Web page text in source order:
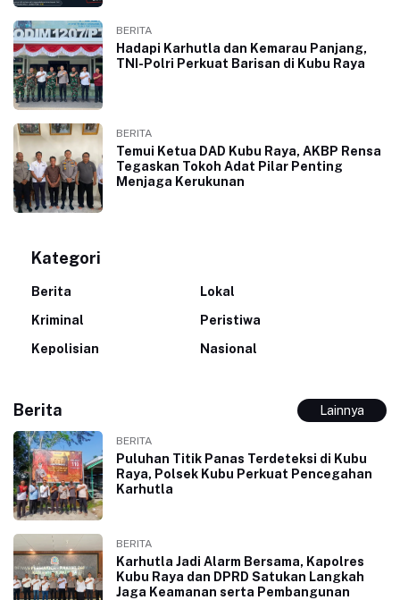
BERITA
Hadapi Karhutla dan Kemarau Panjang,
TNI-Polri Perkuat Barisan di Kubu Raya
BERITA
Temui Ketua DAD Kubu Raya, AKBP Rensa
Tegaskan Tokoh Adat Pilar Penting
Menjaga Kerukunan
Kategori
Berita
Lokal
Kriminal
Peristiwa
Kepolisian
Nasional
Berita Lainnya
BERITA
Puluhan Titik Panas Terdeteksi di Kubu
Raya, Polsek Kubu Perkuat Pencegahan
Karhutla
BERITA
Karhutla Jadi Alarm Bersama, Kapolres
Kubu Raya dan DPRD Satukan Langkah
Jaga Keamanan serta Pembangunan